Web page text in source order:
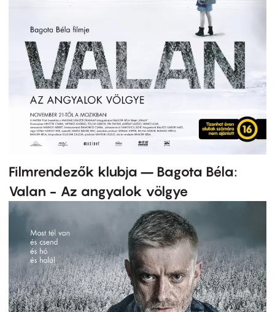
Filmrendezők klubja – Bagota Béla:
Valan - Az angyalok völgye